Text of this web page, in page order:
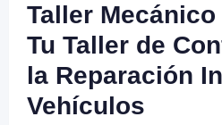
Taller
Tu Taller de
la Reparación
Vehículos